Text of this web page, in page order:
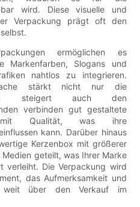
wird. Diese visuelle und
Verpackung prägt oft den
ermöglichen es
Markenfarben, Slogans und
nahtlos zu integrieren.
stärkt nicht nur die
steigert auch den
verbinden gut gestaltete
mit Qualität, was ihre
kann. Darüber hinaus
Kerzenbox mit größerer
geteilt, was Ihrer Marke
verleiht. Die Verpackung wird
das Aufmerksamkeit und
weit über den Verkauf im